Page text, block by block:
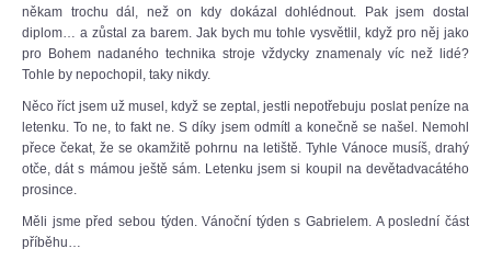
někam trochu dál, než on kdy dokázal dohlédnout. Pak jsem dostal
diplom… a zůstal za barem. Jak bych mu tohle vysvětlil, když pro něj jako
pro Bohem nadaného technika stroje vždycky znamenaly víc než lidé?
Tohle by nepochopil, taky nikdy.
Něco říct jsem už musel, když se zeptal, jestli nepotřebuju poslat peníze na
letenku. To ne, to fakt ne. S díky jsem odmítl a konečně se našel. Nemohl
přece čekat, že se okamžitě pohrnu na letiště. Tyhle Vánoce musíš, drahý
otče, dát s mámou ještě sám. Letenku jsem si koupil na devětadvacátého
prosince.
Měli jsme před sebou týden. Vánoční týden s Gabrielem. A poslední část
příběhu…